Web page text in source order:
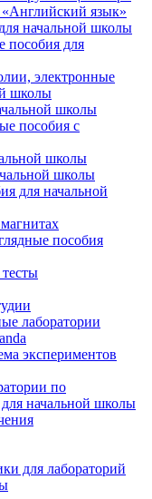
язык»
начальной школы
пособия для
электронные
школы
школы
пособия с
школы
школы
для начальной
пособия
лаборатории
экспериментов
по
начальной школы
для лабораторий